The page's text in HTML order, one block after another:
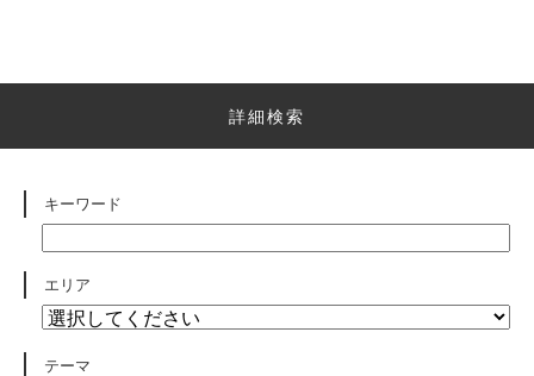
詳細検索
キーワード
エリア
テーマ